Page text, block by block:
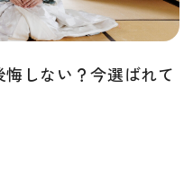
しない？今選ばれて